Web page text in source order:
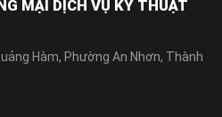
MẠI DỊCH VỤ KỸ THUẬT
Hàm, Phường An Nhơn, Thành